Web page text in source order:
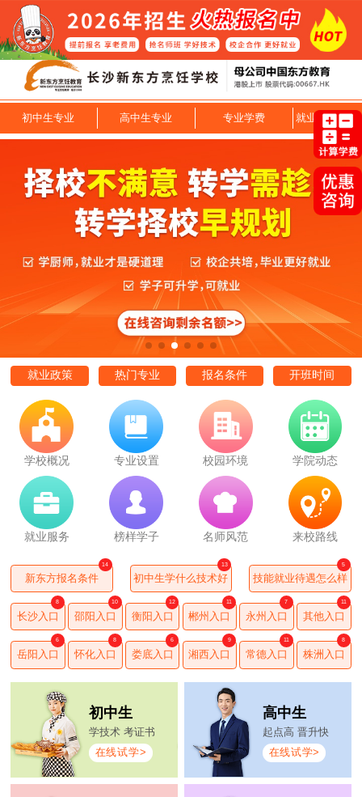
初中生专业 高中生专业 专业学费 就业技能专业
就业政策 热门专业 报名条件 开班时间
学校概况 专业设置 校园环境 学院动态
就业服务 榜样学子 名师风范 来校路线
新东方报名条件
14
初中生学什么技术好
13
技能就业待遇怎么样
5
长沙入口
8
邵阳入口
10
衡阳入口
12
郴州入口
11
永州入口
7
其他入口
11
岳阳入口
6
怀化入口
8
娄底入口
6
湘西入口
9
常德入口
11
株洲入口
8
初中生
学技术 考证书
在线试学>
高中生
起点高 晋升快
在线试学>